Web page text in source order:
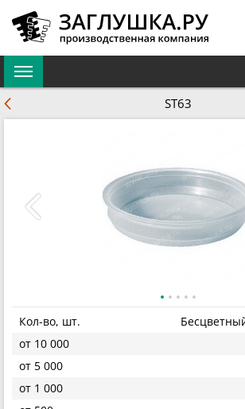
ST63
Кол-во, шт.
от 10 000
от 5 000
от 1 000